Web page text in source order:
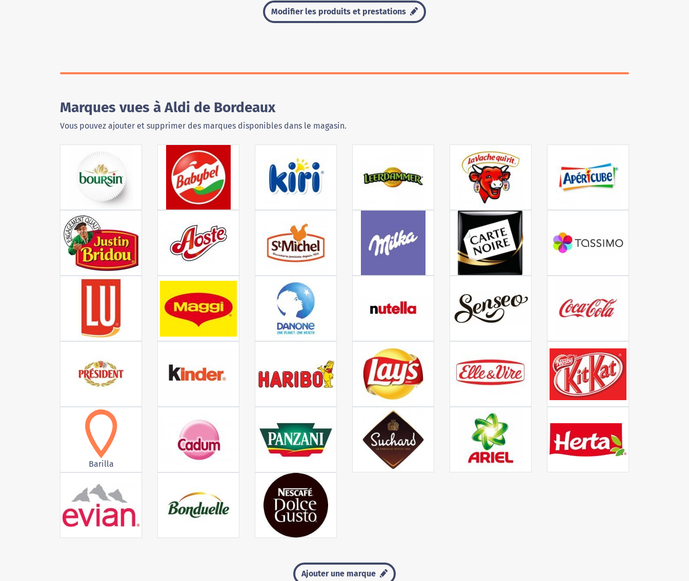
Modifier les produits et prestations
Marques vues à Aldi de Bordeaux
Vous pouvez ajouter et supprimer des marques disponibles dans le magasin.
Barilla
Ajouter une marque